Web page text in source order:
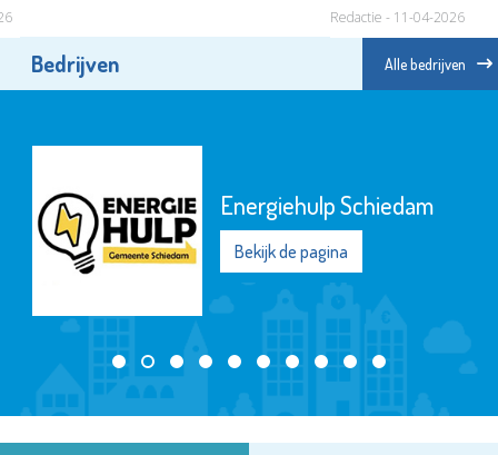
Redactie - 11-04-2026
Bedrijven Alle bedrijven
Energiehulp Schiedam
Bekijk de pagina